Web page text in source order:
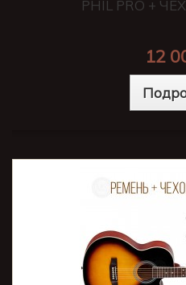
PHIL PRO +
12